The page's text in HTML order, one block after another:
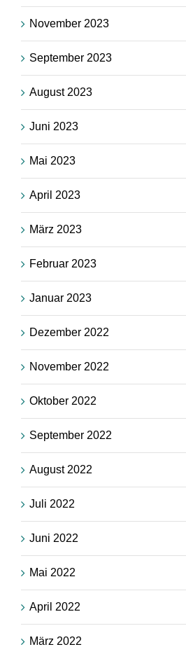
November 2023
September 2023
August 2023
Juni 2023
Mai 2023
April 2023
März 2023
Februar 2023
Januar 2023
Dezember 2022
November 2022
Oktober 2022
September 2022
August 2022
Juli 2022
Juni 2022
Mai 2022
April 2022
März 2022